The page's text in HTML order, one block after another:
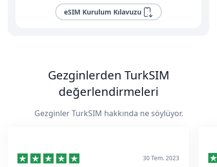
eSIM Kurulum Kılavuzu
Gezginlerden TurkSIM
değerlendirmeleri
Gezginler TurkSIM hakkında ne söylüyor.
30 Tem. 2023